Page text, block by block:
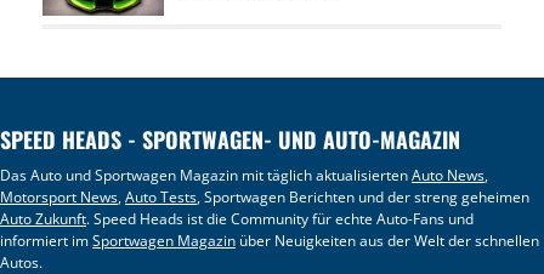
SPEED HEADS - SPORTWAGEN- UND AUTO-MAGAZIN
Das Auto und Sportwagen Magazin mit täglich aktualisiertenAuto News,
Motorsport News,Auto Tests, Sportwagen Berichten und der streng geheimen
Auto Zukunft. Speed Heads ist die Community für echte Auto-Fans und
informiert imSportwagen Magazin über Neuigkeiten aus der Welt der schnellen
Autos.